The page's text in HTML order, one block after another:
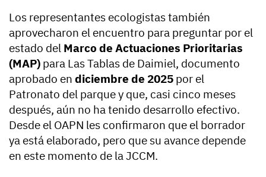
Los representantes ecologistas también
aprovecharon el encuentro para preguntar por el
estado del Marco de Actuaciones Prioritarias
(MAP) para Las Tablas de Daimiel, documento
aprobado en diciembre de 2025 por el
Patronato del parque y que, casi cinco meses
después, aún no ha tenido desarrollo efectivo.
Desde el OAPN les confirmaron que el borrador
ya está elaborado, pero que su avance depende
en este momento de la JCCM.